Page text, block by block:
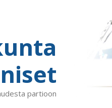
partioon